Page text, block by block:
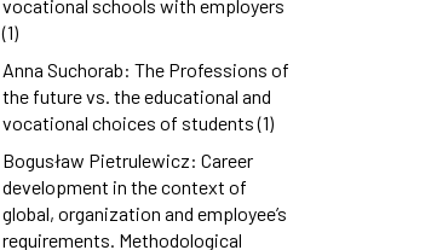
vocational schools with employers
(1)
Anna Suchorab: The Professions of
the future vs. the educational and
vocational choices of students (1)
Bogusław Pietrulewicz: Career
development in the context of
global, organization and employee’s
requirements. Methodological